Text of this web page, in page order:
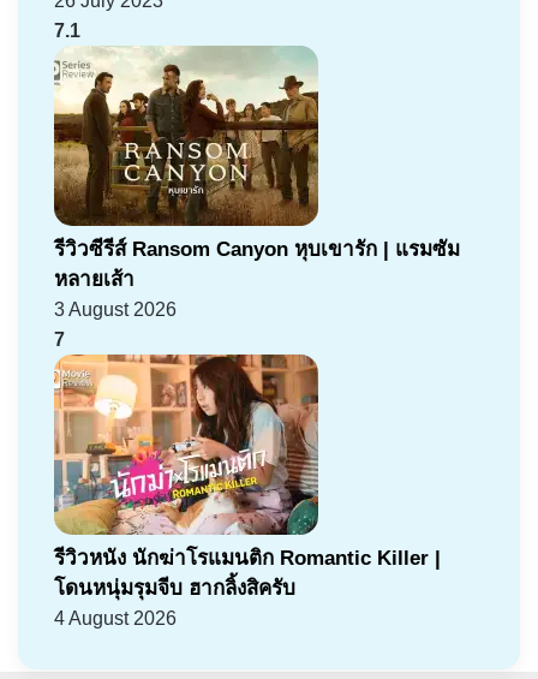
7.1
รีวิวซีรีส์ Ransom Canyon หุบเขารัก | แรมซัม
หลายเส้า
3 August 2026
7
รีวิวหนัง นักฆ่าโรแมนติก Romantic Killer |
โดนหนุ่มรุมจีบ ฮากลิ้งสิครับ
4 August 2026